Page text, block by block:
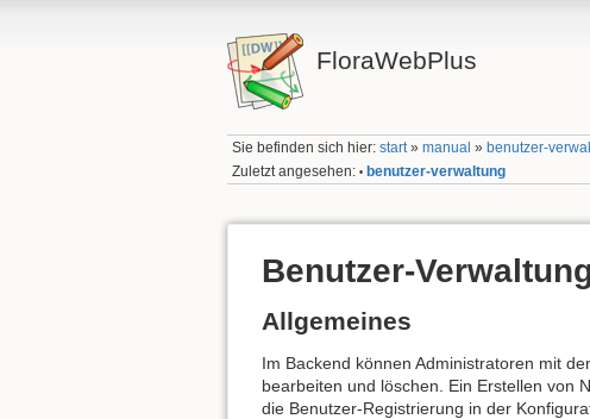
FloraWebPlus
Sie befinden sich hier:start»manual » benutzer-
Zuletzt angesehen: • benutzer-verwaltung
Benutzer-
Allgemeines
Im Backend können Administratoren mit
bearbeiten und löschen. Ein Erstellen von
die Benutzer-Registrierung in der